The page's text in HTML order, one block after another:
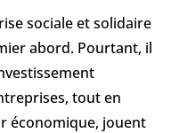
sociale et solidaire
abord. Pourtant, il
tout en
économique, jouent